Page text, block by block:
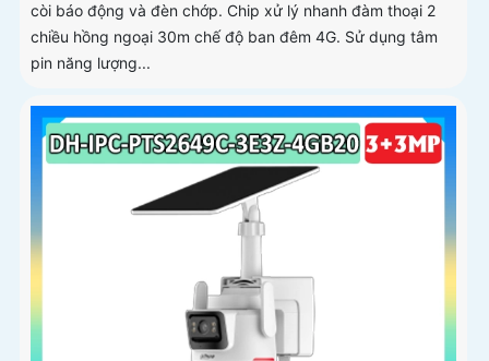
còi báo động và đèn chớp. Chip xử lý nhanh đàm thoại 2
chiều hồng ngoại 30m chế độ ban đêm 4G. Sử dụng tâm
pin năng lượng...